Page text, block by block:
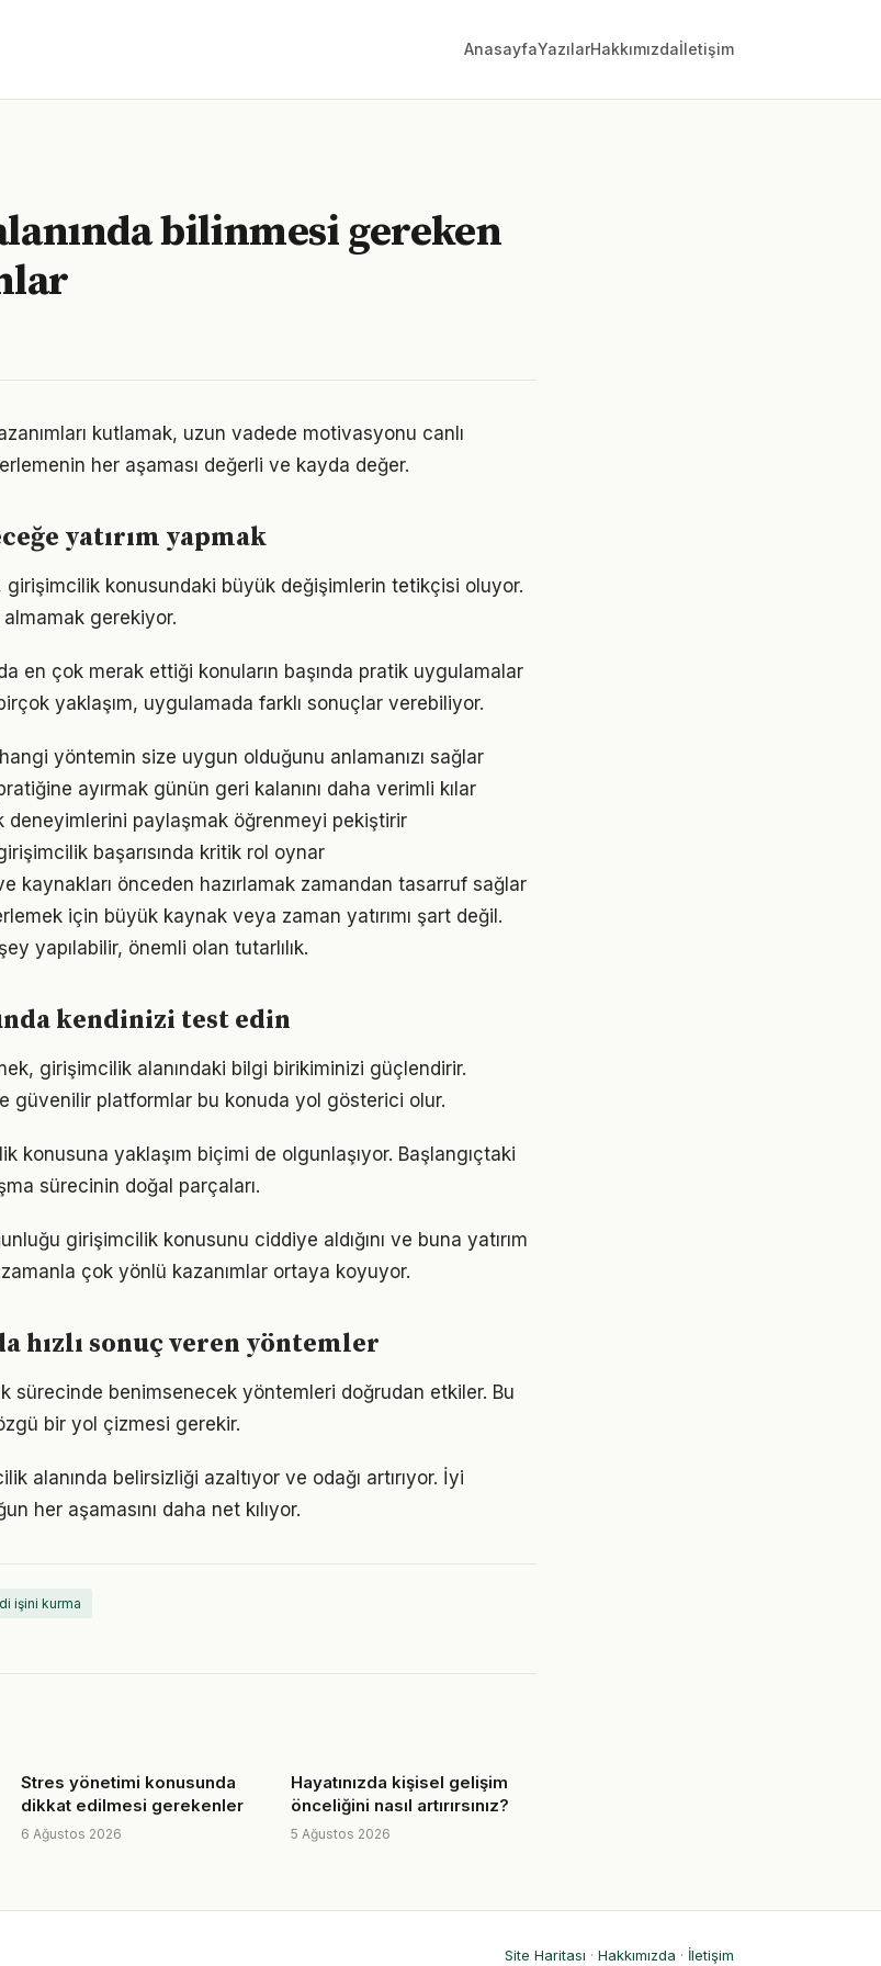
AnasayfaYazılarHakkımızdaİletişim
bilinmesi gereken
kutlamak, uzun vadede motivasyonu canlı
her aşaması değerli ve kayda değer.
yatırım yapmak
konusundaki büyük değişimlerin tetikçisi oluyor.
almamak gerekiyor.
en çok merak ettiği konuların başında pratik uygulamalar
yaklaşım, uygulamada farklı sonuçlar verebiliyor.
hangi yöntemin size uygun olduğunu anlamanızı sağlar
ayırmak günün geri kalanını daha verimli kılar
paylaşmak öğrenmeyi pekiştirir
başarısında kritik rol oynar
kaynakları önceden hazırlamak zamandan tasarruf sağlar
için büyük kaynak veya zaman yatırımı şart değil.
yapılabilir, önemli olan tutarlılık.
kendinizi test edin
girişimcilik alanındaki bilgi birikiminizi güçlendirir.
güvenilir platformlar bu konuda yol gösterici olur.
konusuna yaklaşım biçimi de olgunlaşıyor. Başlangıçtaki
sürecinin doğal parçaları.
girişimcilik konusunu ciddiye aldığını ve buna yatırım
zamanla çok yönlü kazanımlar ortaya koyuyor.
hızlı sonuç veren yöntemler
sürecinde benimsenecek yöntemleri doğrudan etkiler. Bu
bir yol çizmesi gerekir.
alanında belirsizliği azaltıyor ve odağı artırıyor. İyi
her aşamasını daha net kılıyor.
işini kurma
Stres yönetimi konusunda
dikkat edilmesi gerekenler
6 Ağustos 2026
Hayatınızda kişisel gelişim
önceliğini nasıl artırırsınız?
5 Ağustos 2026
Site Haritası · Hakkımızda · İletişim